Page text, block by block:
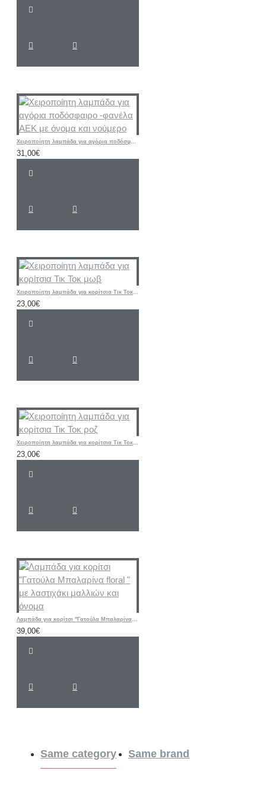
Χειροποίητη λαμπάδα για αγόρια ποδόσφαιρο -φανέλα ΑΕΚ με όνομα και νούμερο
31,00€
Χειροποίητη λαμπάδα για κορίτσια Τικ Τοκ μωβ
23,00€
Χειροποίητη λαμπάδα για κορίτσια Τικ Τοκ ροζ
23,00€
Λαμπάδα για κορίτσι "Γατούλα Μπαλαρίνα floral " με λαστιχάκι μαλλιών και όνομα
39,00€
Same category Same brand